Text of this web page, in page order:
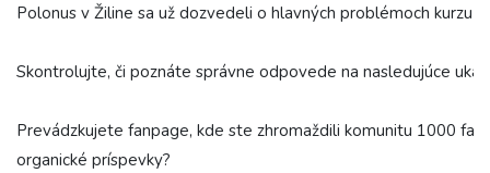
Polonus v Žiline sa už dozvedeli o hlavných problémoch kurzu
Skontrolujte, či poznáte správne odpovede na nasledujúce
Prevádzkujete fanpage, kde ste zhromaždili komunitu 1000
organické príspevky?